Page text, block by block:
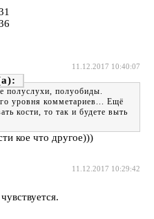
11.12.2017 10:40:07
полуслухи, полуобиды.
уровня комметариев... Ещё
кости, то так и будете выть
кое что другое)))
11.12.2017 10:29:42